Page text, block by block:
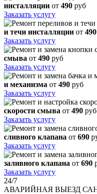
инсталляции от 490 руб
Заказать услугу
и течи инсталляции от 490
Заказать услугу
смыва от 490 руб
Заказать услугу
и механизма от 490 руб
Заказать услугу
скорости смыва от 490 руб
Заказать услугу
сливного клапана от 690
Заказать услугу
заливного клапана от 690
Заказать услугу
24/7
АВАРИЙНАЯ ВЫЕЗД